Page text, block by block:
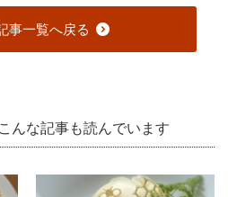
事一覧へ戻る
んな記事も読んでいます